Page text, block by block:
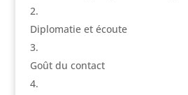
Diplomatie et écoute
Goût du contact